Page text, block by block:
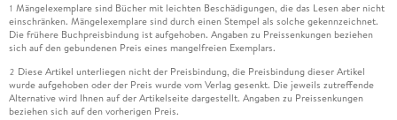
1 Mängelexemplare sind Bücher mit leichten Beschädigungen, die das Lesen aber nicht
einschränken. Mängelexemplare sind durch einen Stempel als solche gekennzeichnet.
Die frühere Buchpreisbindung ist aufgehoben. Angaben zu Preissenkungen beziehen
sich auf den gebundenen Preis eines mangelfreien Exemplars.
2 Diese Artikel unterliegen nicht der Preisbindung, die Preisbindung dieser Artikel
wurde aufgehoben oder der Preis wurde vom Verlag gesenkt. Die jeweils zutreffende
Alternative wird Ihnen auf der Artikelseite dargestellt. Angaben zu Preissenkungen
beziehen sich auf den vorherigen Preis.